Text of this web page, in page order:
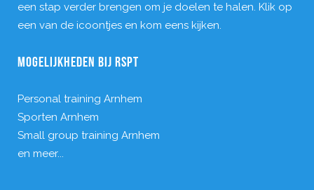
een stap verder brengen om je doelen te halen. Klik op
een van de icoontjes en kom eens kijken.
MOGELIJKHEDEN BIJ RSPT
Personal training Arnhem
Sporten Arnhem
Small group training Arnhem
en meer...